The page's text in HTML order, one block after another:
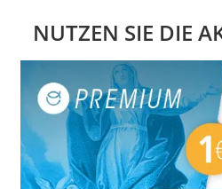
NUTZEN SIE DIE